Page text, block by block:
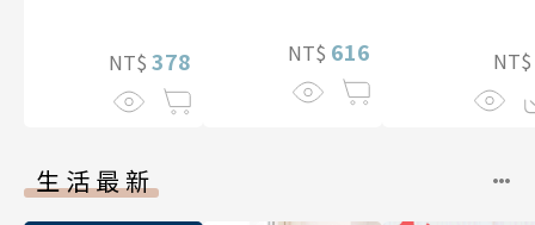
NT$ 378 NT$ 616 NT$
生活最新